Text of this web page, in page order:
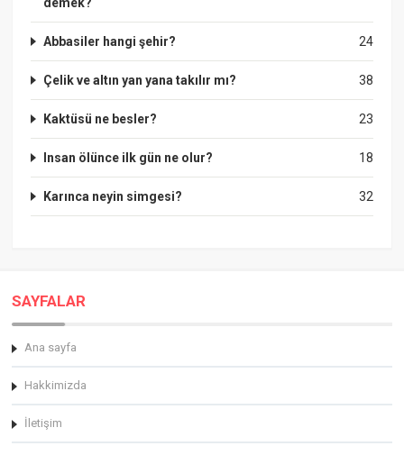
24
Abbasiler hangi şehir?
38
Çelik ve altın yan yana takılır mı?
23
Kaktüsü ne besler?
18
Insan ölünce ilk gün ne olur?
32
Karınca neyin simgesi?
SAYFALAR
Ana sayfa
Hakkimizda
İletişim